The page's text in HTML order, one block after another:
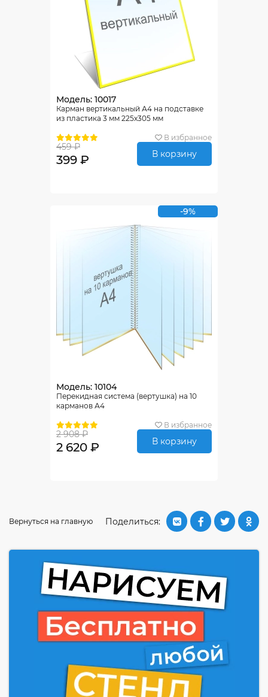
Модель: 10017
Карман вертикальный А4 на подставке
из пластика 3 мм 225х305 мм
В избранное
459 ₽
399 ₽ В корзину
-9%
Модель: 10104
Перекидная система (вертушка) на 10
карманов А4
В избранное
2 908 ₽
2 620 ₽ В корзину
Поделиться:
Вернуться на главную